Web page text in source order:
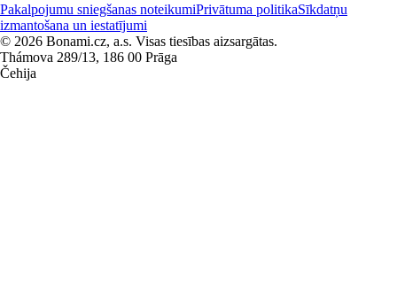
Pakalpojumu sniegšanas noteikumiPrivātuma politikaSīkdatņu
izmantošana un iestatījumi
© 2026 Bonami.cz, a.s. Visas tiesības aizsargātas.
Thámova 289/13, 186 00 Prāga
Čehija